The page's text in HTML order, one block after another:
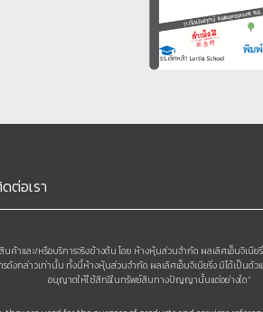
ต่อเรา
และ/หรือบริการจริงข้างต้น โดย ห้างหุ้นส่วนจำกัด ผลเลิศเอ็นจิเ
งกล่าวเท่านั้น ทั้งนี้ห้างหุ้นส่วนจำกัด ผลเลิศเอ็นจิเนียริ่ง มิได้เป็
อนุญาตให้ใช้สิทธิในทรัพย์สินทางปัญญานั้นแต่อย่างใด”